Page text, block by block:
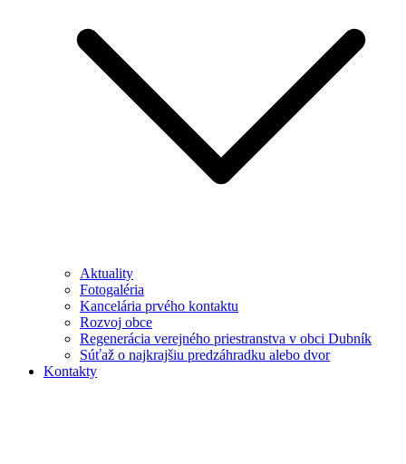
Aktuality
Fotogaléria
Kancelária prvého kontaktu
Rozvoj obce
Regenerácia verejného priestranstva v obci Dubník
Súťaž o najkrajšiu predzáhradku alebo dvor
Kontakty